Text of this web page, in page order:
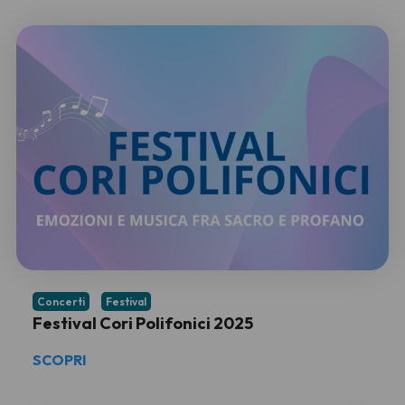
Festival Cori Polifonici 2025
Concerti Festival
SCOPRI